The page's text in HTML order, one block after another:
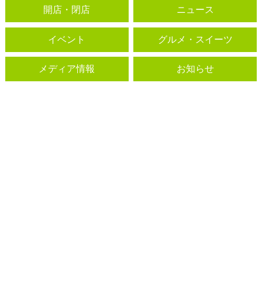
開店・閉店 ニュース
イベント グルメ・スイーツ
メディア情報 お知らせ